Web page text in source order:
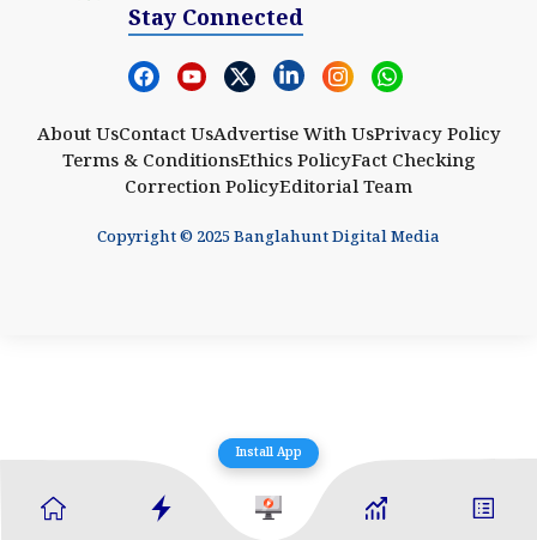
Stay Connected
About UsContact UsAdvertise With UsPrivacy Policy
Terms & ConditionsEthics PolicyFact Checking
Correction PolicyEditorial Team
Copyright © 2025 Banglahunt Digital Media
Install App